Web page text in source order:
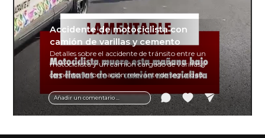
Añadir un comentario ...
Accidente de motociclista con
camión de varillas y cemento
Detalles sobre el accidente de tránsito entre un
motociclista y un camión cargado de varillas y
cemento. Información relevante de seguridad
vial y recomendaciones para motociclistas.